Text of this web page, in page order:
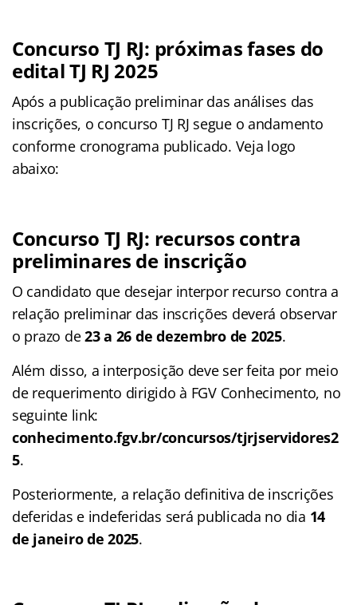
Concurso TJ RJ: próximas fases do
edital TJ RJ 2025
Após a publicação preliminar das análises das
inscrições, o concurso TJ RJ segue o andamento
conforme cronograma publicado. Veja logo
abaixo:
Concurso TJ RJ: recursos contra
preliminares de inscrição
O candidato que desejar interpor recurso contra a
relação preliminar das inscrições deverá observar
o prazo de23 a 26 de dezembro de 2025.
Além disso, a interposição deve ser feita por meio
de requerimento dirigido à FGV Conhecimento, no
seguinte link:
conhecimento.fgv.br/concursos/tjrjservidores2
5.
Posteriormente, a relação definitiva de inscrições
deferidas e indeferidas será publicada no dia 14
de janeiro de 2025.